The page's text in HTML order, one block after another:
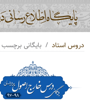
دروس استاد بایگانی برچسب